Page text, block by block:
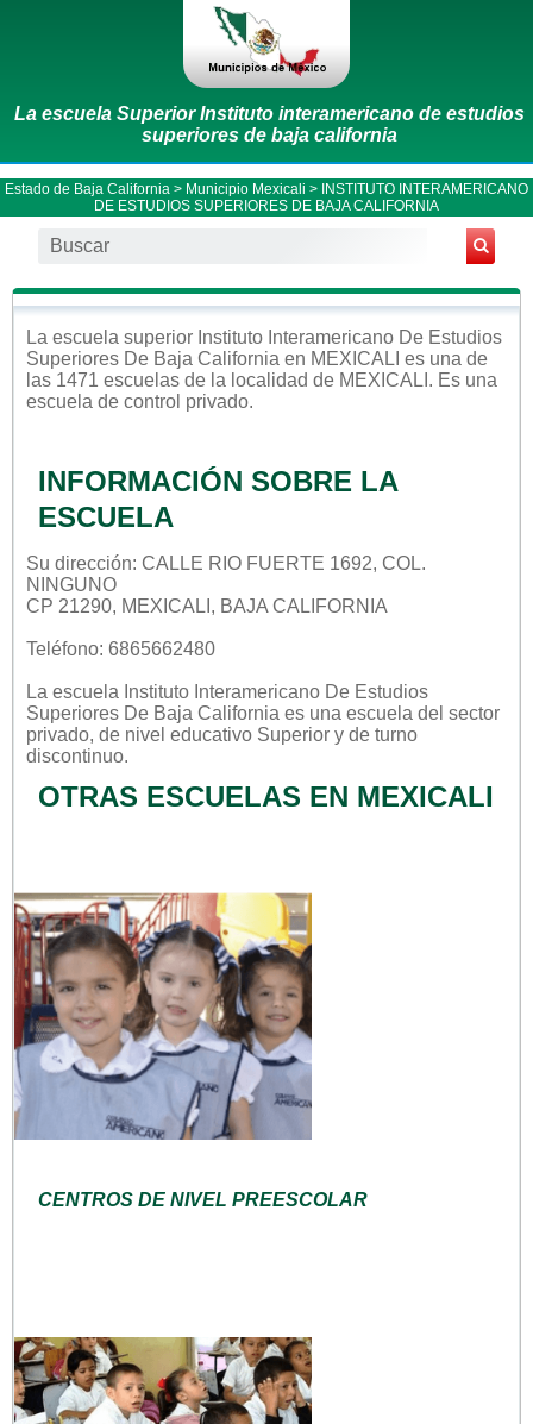
La escuela Superior Instituto interamericano de estudios
superiores de baja california
Estado de Baja California > Municipio Mexicali > INSTITUTO INTERAMERICANO
DE ESTUDIOS SUPERIORES DE BAJA CALIFORNIA
La escuela superior Instituto Interamericano De Estudios
Superiores De Baja California en MEXICALI es una de
las 1471 escuelas de la localidad de MEXICALI . Es una
escuela de control privado.
INFORMACIÓN SOBRE LA
ESCUELA
Su dirección: CALLE RIO FUERTE 1692, COL.
NINGUNO
CP 21290, MEXICALI, BAJA CALIFORNIA
Teléfono: 6865662480
La escuela Instituto Interamericano De Estudios
Superiores De Baja California es una escuela del sector
privado, de nivel educativo Superior y de turno
discontinuo.
OTRAS ESCUELAS EN MEXICALI
CENTROS DE NIVEL PREESCOLAR